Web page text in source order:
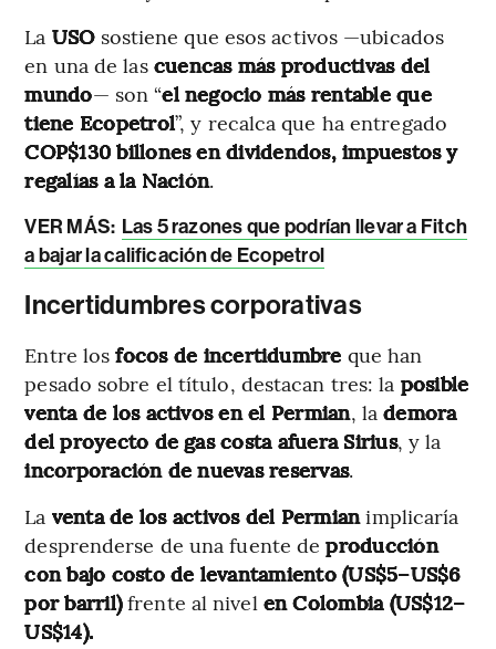
La USOsostiene que esos activos —ubicados
en una de las cuencas más productivas del
mundo— son “el negocio más rentable que
tiene Ecopetrol”, y recalca que ha entregado
COP$130 billones en dividendos, impuestos y
regalías a la Nación.
VER MÁS: Las 5 razones que podrían llevar a Fitch
a bajar la calificación de Ecopetrol
Incertidumbres corporativas
Entre losfocos de incertidumbre que han
pesado sobre el título, destacan tres: la posible
venta de los activos en el Permian, lademora
del proyecto de gas costa afuera Sirius, y la
incorporación de nuevas reservas.
La venta de los activos del Permianimplicaría
desprenderse de una fuente deproducción
con bajo costo de levantamiento (US$5–US$6
por barril)frente al nivel en Colombia (US$12–
US$14).